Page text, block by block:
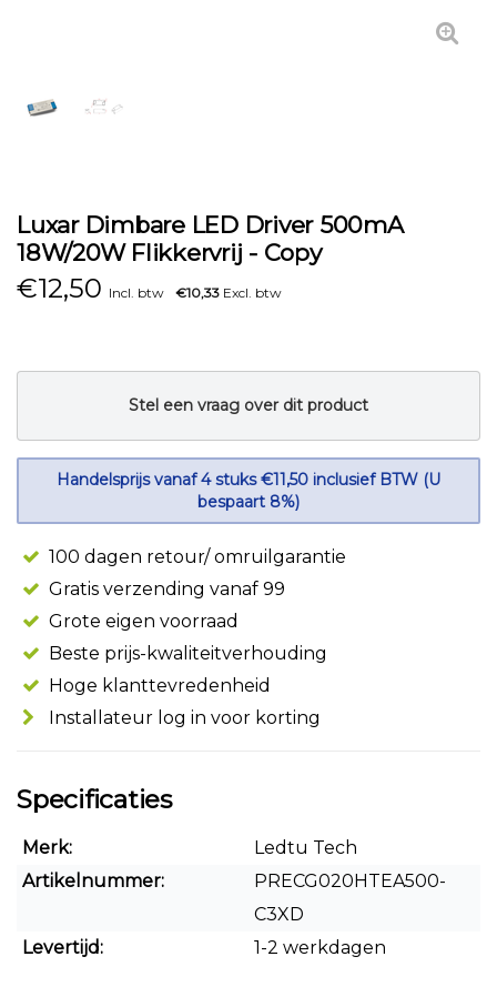
Luxar Dimbare LED Driver 500mA
18W/20W Flikkervrij - Copy
€12,50 Incl. btw €10,33 Excl. btw
Stel een vraag over dit product
Handelsprijs vanaf 4 stuks €11,50 inclusief BTW (U
bespaart 8%)
100 dagen retour/ omruilgarantie
Gratis verzending vanaf 99
Grote eigen voorraad
Beste prijs-kwaliteitverhouding
Hoge klanttevredenheid
Installateur log in voor korting
Specificaties
Merk:
Ledtu Tech
Artikelnummer:
PRECG020HTEA500-
C3XD
Levertijd:
1-2 werkdagen